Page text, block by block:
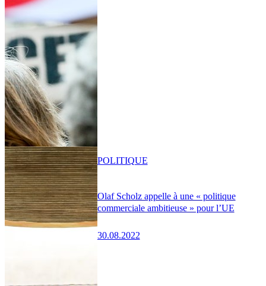
Olaf Scholz appelle à une « politique
commerciale ambitieuse » pour l’UE
30.08.2022
POLITIQUE